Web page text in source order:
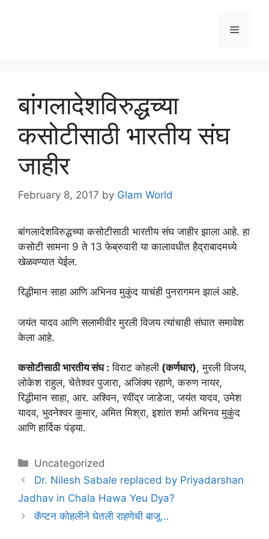
Menu
बांगलादेशविरुद्धच्या
कसोटीसाठी भारतीय संघ
जाहीर
February 8, 2017 by Glam World
बांगलादेशविरुद्धच्या कसोटीसाठी भारतीय संघ जाहीर झाला आहे. हा
कसोटी सामना 9 ते 13 फेब्रुवारी या कालावधीत हैद्राबादमध्ये
खेळवण्यात येईल.
रिद्धीमान साहा आणि अभिनव मुकुंद याचंही पुनरागमन झालं आहे.
जयंत यादव आणि सलामीवीर मुरली विजय त्यांचाही संघात समावेश
केला आहे.
कसोटीसाठी भारतीय संघ : विराट कोहली (कर्णधार), मुरली विजय,
लोकेश राहुल, चेतेश्वर पुजारा, अजिंक्य रहाणे, करुण नायर,
रिद्धीमान साहा, आर. अश्विन, रवींद्र जाडेजा, जयंत यादव, उमेश
यादव, भुवनेश्वर कुमार, अमित मिश्रा, इशांत शर्मा अभिनव मुकुंद
आणि हार्दिक पंड्या.
Categories
Uncategorized
Dr. Nilesh Sabale replaced by Priyadarshan
Jadhav in Chala Hawa Yeu Dya?
कॅप्टन कोहलीने घेतली राहणेची बाजू…